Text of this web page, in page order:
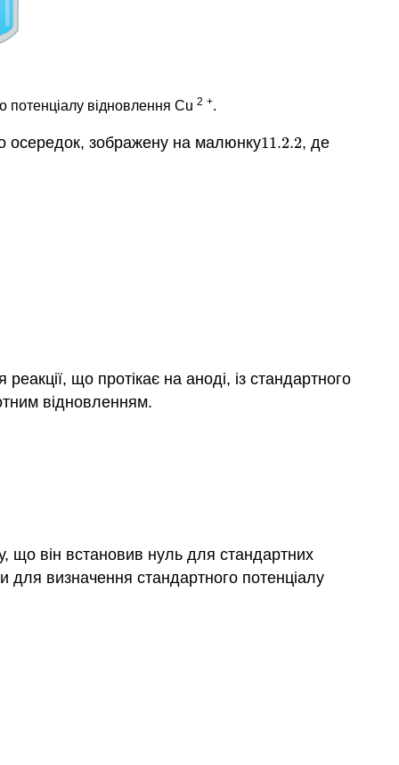
потенціалу відновлення Cu 2 +.
осередок, зображену на малюнку11.2.2
11.2.2, де
що протікає на аноді, із стандартного
відновленням.
що він встановив нуль для стандартних
для визначення стандартного потенціалу